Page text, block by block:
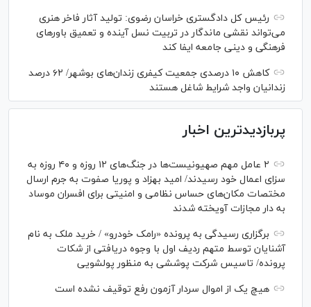
رئیس کل دادگستری خراسان رضوی: تولید آثار فاخر هنری
می‌تواند نقشی ماندگار در تربیت نسل آینده و تعمیق باور‌های
فرهنگی و دینی جامعه ایفا کند
کاهش ۱۰ درصدی جمعیت کیفری زندان‌های بوشهر/ ۶۲ درصد
زندانیان واجد شرایط شاغل هستند
پربازدیدترین اخبار
۲ عامل مهم صهیونیست‌ها در جنگ‌های ۱۲ روزه و ۴۰ روزه به
سزای اعمال خود رسیدند/ امید بهزاد و پوریا صفوت به جرم ارسال
مختصات مکان‌های حساس نظامی و امنیتی برای افسران موساد
به دار مجازات آویخته شدند
برگزاری رسیدگی به پرونده «رامک خودرو» / خرید ملک به نام
آشنایان توسط متهم ردیف اول با وجوه دریافتی از شکات
پرونده/ تاسیس شرکت پوششی به منظور پولشویی
هیچ یک از اموال سردار آزمون رفع توقیف نشده است